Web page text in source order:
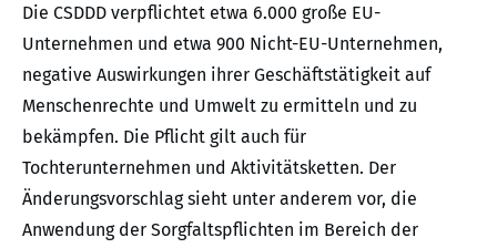
Die CSDDD verpflichtet etwa 6.000 große EU-
Unternehmen und etwa 900 Nicht-EU-Unternehmen,
negative Auswirkungen ihrer Geschäftstätigkeit auf
Menschenrechte und Umwelt zu ermitteln und zu
bekämpfen. Die Pflicht gilt auch für
Tochterunternehmen und Aktivitätsketten. Der
Änderungsvorschlag sieht unter anderem vor, die
Anwendung der Sorgfaltspflichten im Bereich der